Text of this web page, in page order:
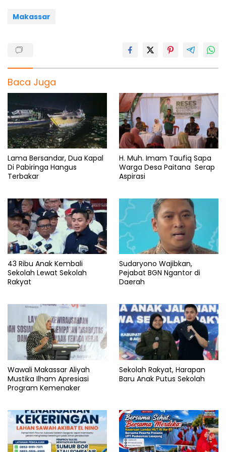
Makassar
Baca Juga
Lama Bersandar, Dua Kapal
Di Pabiringa Hangus
Terbakar
H. Muh. Imam Taufiq Sapa
Warga Desa Paitana Serap
Aspirasi
43 Ribu Anak Kembali
Sekolah Lewat Sekolah
Rakyat
Sudaryono Wajibkan,
Pejabat BGN Ngantor di
Daerah
Wawali Makassar Aliyah
Mustika Ilham Apresiasi
Program Kemenaker
Sekolah Rakyat, Harapan
Baru Anak Putus Sekolah